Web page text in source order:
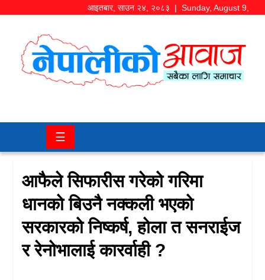
आइतबार, साउन २४, २०८३ | Sunday, August 9,
समाज/
चितवन
मनोरञ्जन
बजार
☰
आफैले सिफारीस गरेको गरिमा
धानको बिउनै नक्कली भएको
सरकारको निष्कर्ष, होला त सनराईज
र रेनोभालाई कारर्वाही ?